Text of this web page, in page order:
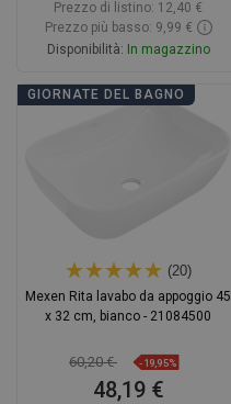
Prezzo di listino: 12,40 €
Prezzo più basso: 9,99 €
Disponibilità: In magazzino
Aggiungi al carrello
GIORNATE DEL BAGNO
(20)
Mexen Rita lavabo da appoggio 45
x 32 cm, bianco - 21084500
60,20 € -19,95%
48,19 €